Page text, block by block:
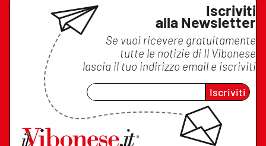
Iscriviti
alla Newsletter
Se vuoi ricevere gratuitamente
tutte le notizie di Il Vibonese
lascia il tuo indirizzo email e iscriviti
Iscriviti